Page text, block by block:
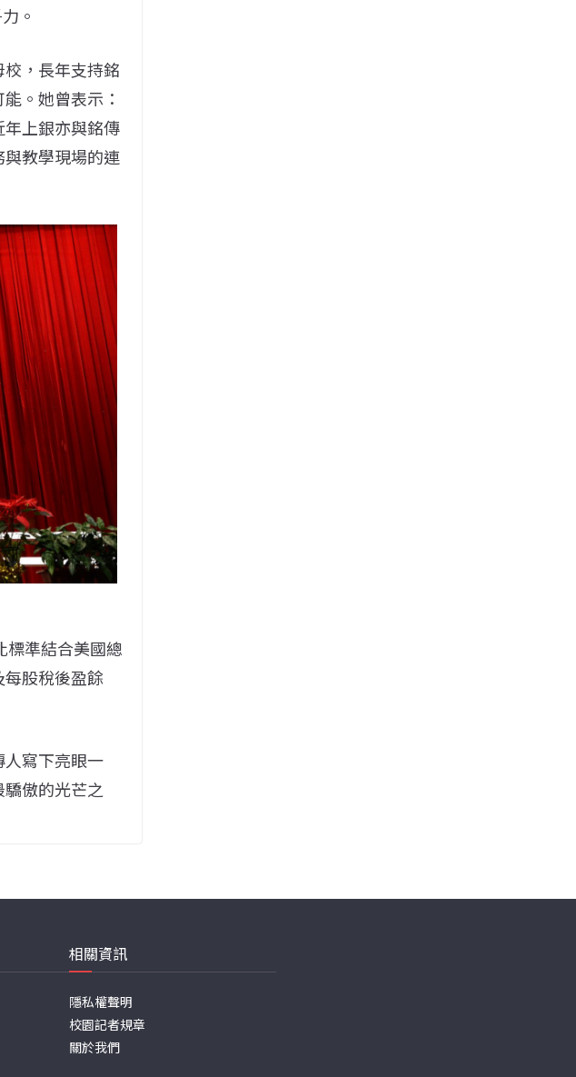
。
，長年支持銘
。她曾表示：
年上銀亦與銘傳
教學現場的連
標準結合美國總
股稅後盈餘
寫下亮眼一
傲的光芒之
相關資訊
隱私權聲明
校園記者規章
關於我們